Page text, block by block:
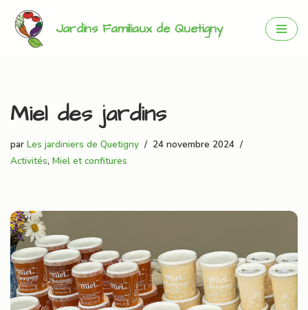
Aller
Jardins Familiaux de Quetigny
Miel des jardins
par Les jardiniers de Quetigny
24 novembre 2024
Activités, Miel et confitures